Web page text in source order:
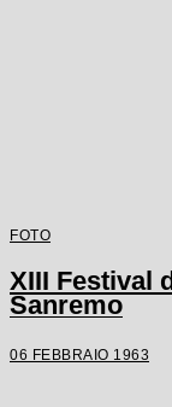
FOTO
XIII Festival
Sanremo
06 FEBBRAIO 1963